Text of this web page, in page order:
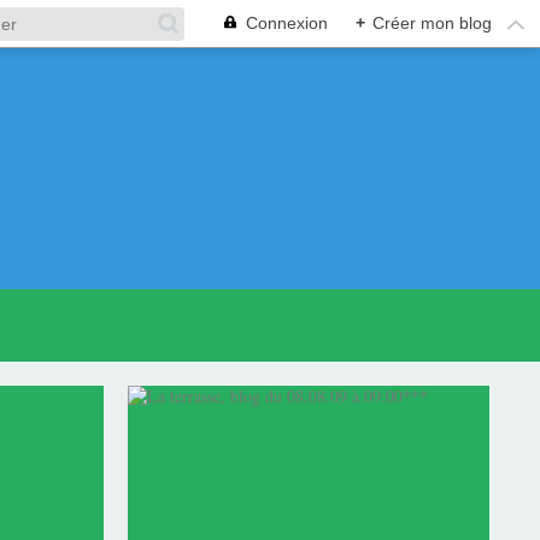
Connexion + Créer mon blog